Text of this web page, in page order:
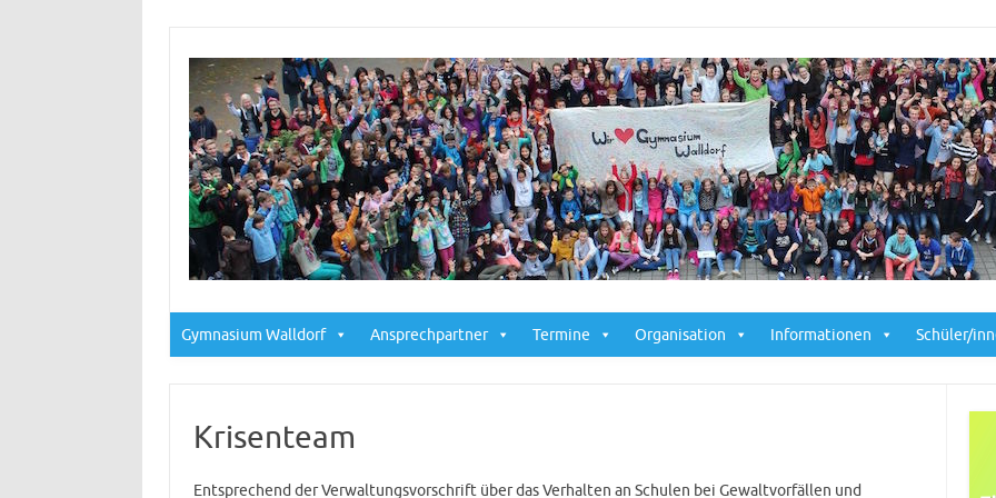
Gymnasium Walldorf
Ansprechpartner Termine Organisation Informationen Schüler/
Krisenteam
Entsprechend der Verwaltungsvorschrift über das Verhalten an Schulen bei Gewaltvorfällen und